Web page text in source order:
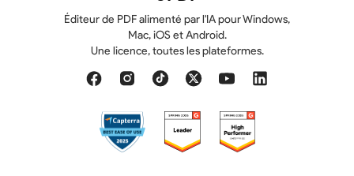
Éditeur de PDF alimenté par l'IA pour Windows,
Mac, iOS et Android.
Une licence, toutes les plateformes.